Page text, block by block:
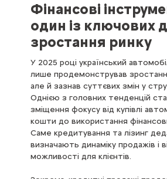
Фінансові
один із ключових
зростання ринку
У 2025 році український
лише продемонстрував
але й зазнав суттєвих змін у
Однією з головних тенденцій
зміщення фокусу від купівлі
кошти до використання
Саме кредитування та лізинг
визначають динаміку продажів і
можливості для клієнтів.